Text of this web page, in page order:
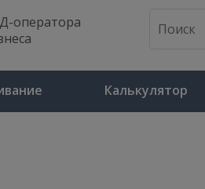
оператора
Калькулятор